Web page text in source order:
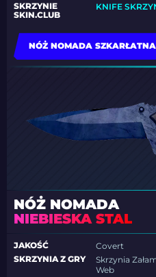
SKRZYNIE
SKIN.CLUB
KNIFE
NÓŻ NOMADA
NÓŻ NOMADA
NIEBIESKA STAL
JAKOŚĆ
Covert
SKRZYNIA Z GRY
Skrzynia
Web